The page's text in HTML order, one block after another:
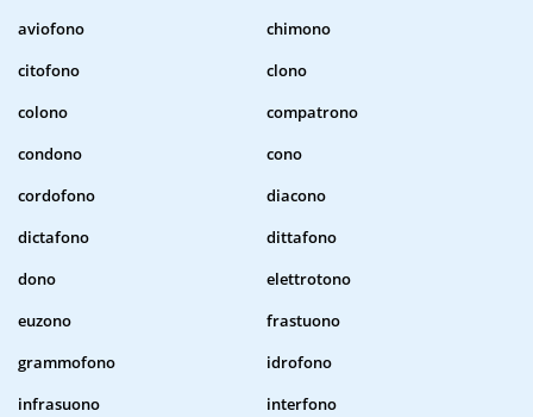
aviofono
chimono
citofono
clono
colono
compatrono
condono
cono
cordofono
diacono
dictafono
dittafono
dono
elettrotono
euzono
frastuono
grammofono
idrofono
infrasuono
interfono